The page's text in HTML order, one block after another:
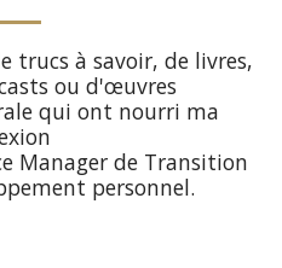
trucs à savoir, de livres,
ou d'œuvres
qui ont nourri ma
Manager de Transition
personnel.